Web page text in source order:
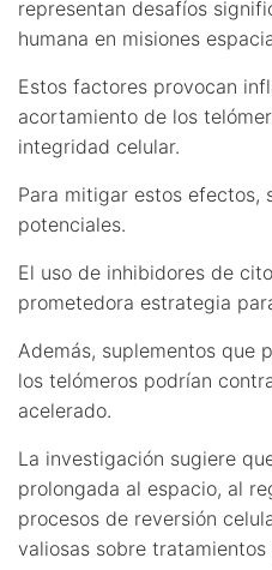
representan desafíos
humana en misiones
Estos factores provocan
acortamiento de los
integridad celular.
Para mitigar estos efectos,
potenciales.
El uso de inhibidores de
prometedora estrategia
Además, suplementos que
los telómeros podrían
acelerado.
La investigación sugiere
prolongada al espacio, al
procesos de reversión
valiosas sobre